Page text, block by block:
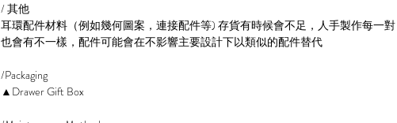
/ 其他
耳環配件材料（例如幾何圖案，連接配件等) 存貨有時候會不足，人手製作每一對
也會有不一樣，配件可能會在不影響主要設計下以類似的配件替代
/Packaging
▲Drawer Gift Box